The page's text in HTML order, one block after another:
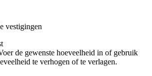
vestigingen
de gewenste hoeveelheid in of gebruik
te verhogen of te verlagen.